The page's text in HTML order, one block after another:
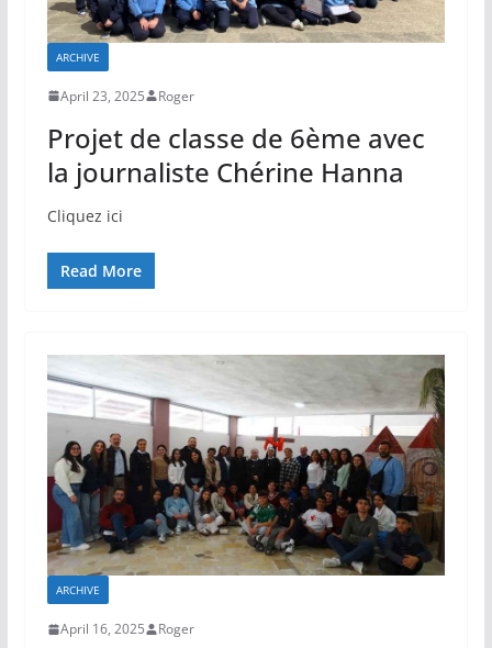
ARCHIVE
April 23, 2025 Roger
Projet de classe de 6ème avec
la journaliste Chérine Hanna
Cliquez ici
Read More
ARCHIVE
April 16, 2025 Roger